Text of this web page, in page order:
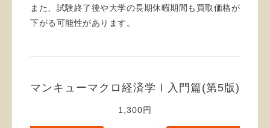
また、試験終了後や大学の長期休暇期間も買取価格が
下がる可能性があります。
マンキューマクロ経済学Ⅰ入門篇(第5版)
1,300円